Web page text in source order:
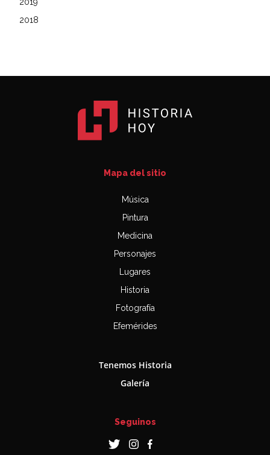
2018
Mapa del sitio
Música
Pintura
Medicina
Personajes
Lugares
Historia
Fotografía
Efemérides
Tenemos Historia
Galería
Seguinos